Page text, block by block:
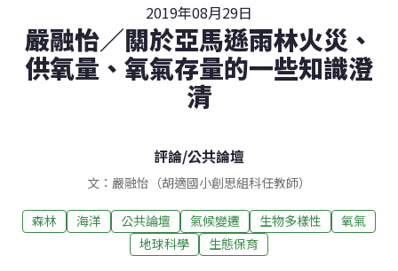
2019年08月29日
嚴融怡／關於亞馬遜雨林火災、
供氧量、氧氣存量的一些知識澄
清
評論/公共論壇
文：嚴融怡（胡適國小創思組科任教師）
森林 海洋 公共論壇 氣候變遷 生物多樣性
氧氣
地球科學
生態保育